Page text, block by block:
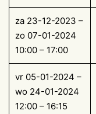
za 23-12-2023 –
zo 07-01-2024
10:00 – 17:00
vr 05-01-2024 –
wo 24-01-2024
12:00 – 16:15